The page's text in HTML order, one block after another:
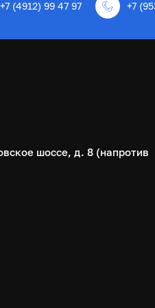
+7 (4912) 99 47 97 +7
шоссе, д. 8 (напротив